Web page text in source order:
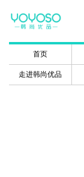
首页
走进韩尚优品